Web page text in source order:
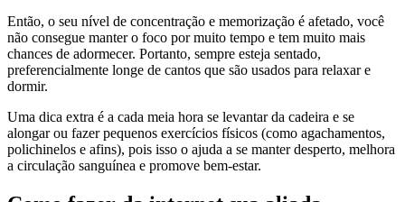
Então, o seu nível de concentração e memorização é afetado, você
não consegue manter o foco por muito tempo e tem muito mais
chances de adormecer. Portanto, sempre esteja sentado,
preferencialmente longe de cantos que são usados para relaxar e
dormir.
Uma dica extra é a cada meia hora se levantar da cadeira e se
alongar ou fazer pequenos exercícios físicos (como agachamentos,
polichinelos e afins), pois isso o ajuda a se manter desperto, melhora
a circulação sanguínea e promove bem-estar.